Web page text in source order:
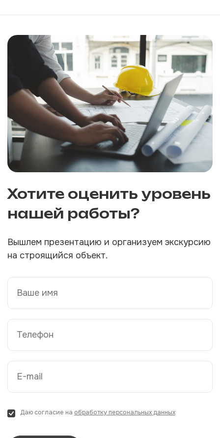
Хотите оценить уровень
нашей работы?
Вышлем презентацию и организуем экскурсию
на строящийся объект.
Ваше имя
Телефон
E-mail
Даю согласие на обработку персональных данных